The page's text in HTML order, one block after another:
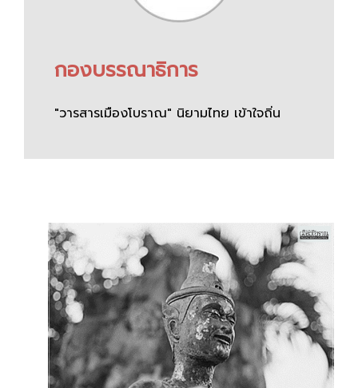
กองบรรณาธิการ
"วารสารเมืองโบราณ" นิยามไทย เข้าใจถิ่น